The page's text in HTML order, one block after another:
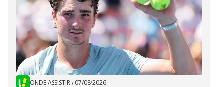
ONDE ASSISTIR/ 07/08/2026